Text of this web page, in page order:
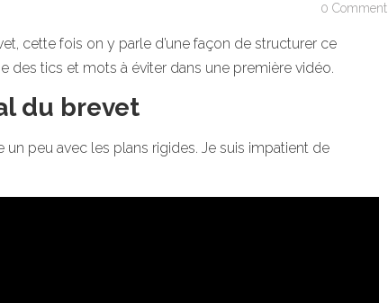
0 Comment
cette fois on y parle d’une façon de structurer ce
des tics et mots à éviter dans une première vidéo.
du brevet
peu avec les plans rigides. Je suis impatient de